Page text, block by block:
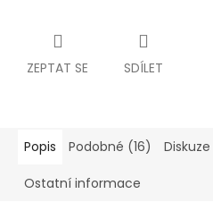
ZEPTAT SE SDÍLET
Popis Podobné (16) Diskuze
Ostatní informace